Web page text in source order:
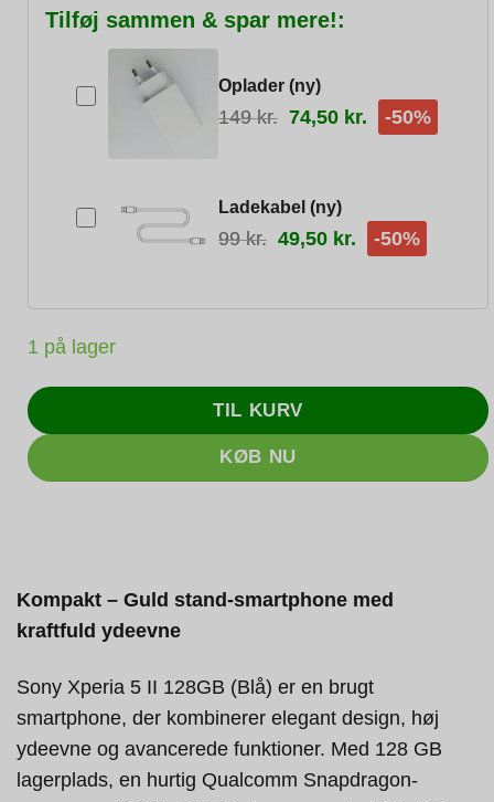
Tilføj sammen & spar mere!:
Oplader (ny)
149kr. 74,50 kr. -50%
Ladekabel (ny)
99kr. 49,50 kr. -50%
1 på lager
TIL KURV
KØB NU
Kompakt – Guld stand-smartphone med
kraftfuld ydeevne
Sony Xperia 5 II 128GB (Blå) er en brugt
smartphone, der kombinerer elegant design, høj
ydeevne og avancerede funktioner. Med 128 GB
lagerplads, en hurtig Qualcomm Snapdragon-